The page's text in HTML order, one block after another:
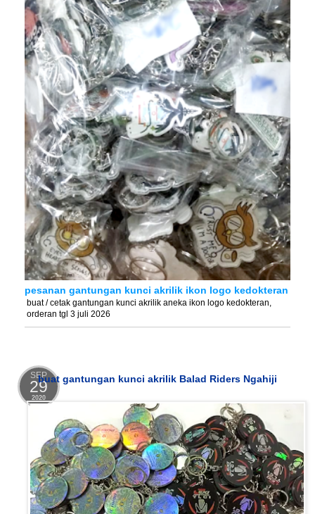
pesanan gantungan kunci akrilik ikon logo kedokteran
buat / cetak gantungan kunci akrilik aneka ikon logo kedokteran,
orderan tgl 3 juli 2026
SEP
29
2020
buat gantungan kunci akrilik Balad Riders Ngahiji